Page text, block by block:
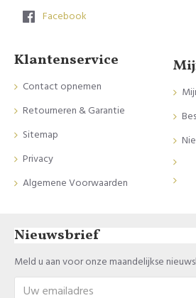
Facebook
Klantenservice
Contact opnemen
Retourneren & Garantie
Sitemap
Privacy
Algemene Voorwaarden
Nieuwsbrief
Meld u aan voor onze maandelijkse